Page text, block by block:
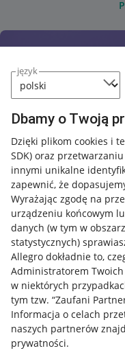
język
Dbamy o Twoją
Dzięki plikom cookies i
SDK) oraz
innymi unikalne
zapewnić, że
Wyrażając zgodę na
urządzeniu końcowym
danych (w tym w
statystycznych)
Allegro dokładnie to,
Administratorem
w niektórych
tym tzw. “Zaufani
Informacja o celach
naszych partnerów
prywatności.
Przydatne informacje
Jak to działa